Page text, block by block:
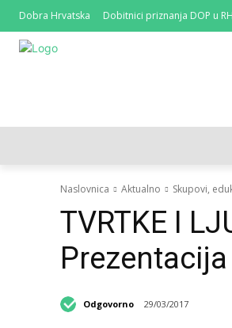
Dobra Hrvatska Dobitnici priznanja DOP u RH
Naslovnica Aktualno Skupovi,
TVRTKE I
Odgovorno 29/03/2017